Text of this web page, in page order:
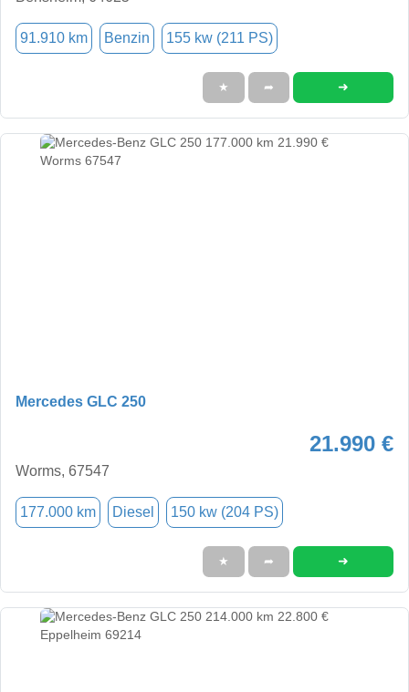
91.910 km Benzin 155 kw (211 PS)
★ ➦ ➜
Mercedes GLC 250
21.990 €
Worms, 67547
177.000 km Diesel 150 kw (204 PS)
★ ➦ ➜